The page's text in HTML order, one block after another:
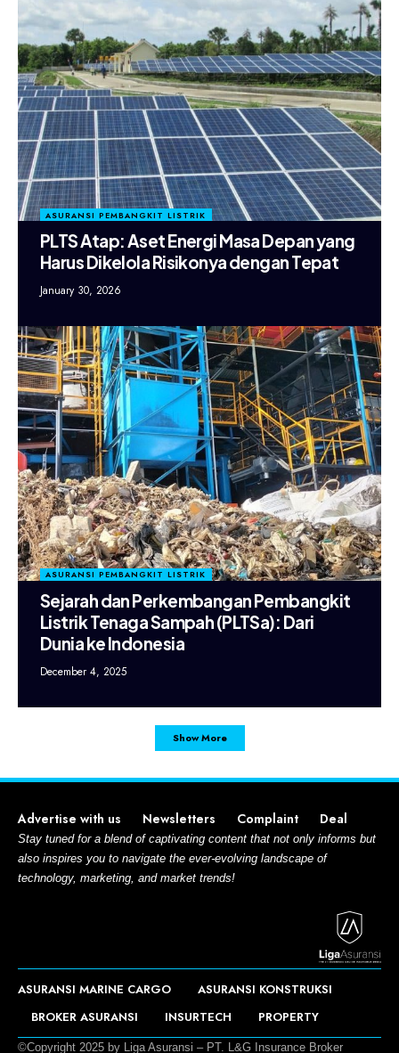
ASURANSI PEMBANGKIT LISTRIK
PLTS Atap: Aset Energi Masa Depan yang
Harus Dikelola Risikonya dengan Tepat
January 30, 2026
ASURANSI PEMBANGKIT LISTRIK
Sejarah dan Perkembangan Pembangkit
Listrik Tenaga Sampah (PLTSa): Dari
Dunia ke Indonesia
December 4, 2025
Show More
Advertise with us Newsletters Complaint Deal
Stay tuned for a blend of captivating content that not only informs but
also inspires you to navigate the ever-evolving landscape of
technology, marketing, and market trends!
ASURANSI MARINE CARGO
ASURANSI KONSTRUKSI
BROKER ASURANSI
INSURTECH PROPERTY
©Copyright 2025 by Liga Asuransi – PT. L&G Insurance Broker